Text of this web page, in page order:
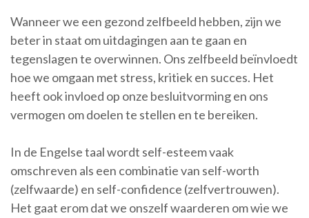
Wanneer we een gezond zelfbeeld hebben, zijn we
beter in staat om uitdagingen aan te gaan en
tegenslagen te overwinnen. Ons zelfbeeld beïnvloedt
hoe we omgaan met stress, kritiek en succes. Het
heeft ook invloed op onze besluitvorming en ons
vermogen om doelen te stellen en te bereiken.
In de Engelse taal wordt self-esteem vaak
omschreven als een combinatie van self-worth
(zelfwaarde) en self-confidence (zelfvertrouwen).
Het gaat erom dat we onszelf waarderen om wie we